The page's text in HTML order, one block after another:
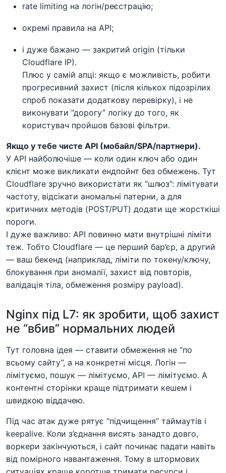
rate limiting на логін/реєстрацію;
окремі правила на API;
і дуже бажано — закритий origin (тільки
Cloudflare IP).
Плюс у самій апці: якщо є можливість, робити
прогресивний захист (після кількох підозрілих
спроб показати додаткову перевірку), і не
виконувати “дорогу” логіку до того, як
користувач пройшов базові фільтри.
Якщо у тебе чисте API (мобайл/SPA/партнери).
У API найболючіше — коли один ключ або один
клієнт може викликати ендпойнт без обмежень. Тут
Cloudflare зручно використати як “шлюз”: лімітувати
частоту, відсікати аномальні патерни, а для
критичних методів (POST/PUT) додати ще жорсткіші
пороги.
І дуже важливо: API повинно мати внутрішні ліміти
теж. Тобто Cloudflare — це перший бар’єр, а другий
— ваш бекенд (наприклад, ліміти по токену/ключу,
блокування при аномалії, захист від повторів,
валідація тіла, обмеження розміру payload).
Nginx під L7: як зробити, щоб захист
не “вбив” нормальних людей
Тут головна ідея — ставити обмеження не “по
всьому сайту”, а на конкретні місця. Логін —
лімітуємо, пошук — лімітуємо, API — лімітуємо. А
контентні сторінки краще підтримати кешем і
швидкою віддачею.
Під час атак дуже рятує “підчищення” таймаутів і
keepalive. Коли з’єднання висять занадто довго,
воркери закінчуються, і сайт починає падати навіть
від помірного навантаження. Тому в штормових